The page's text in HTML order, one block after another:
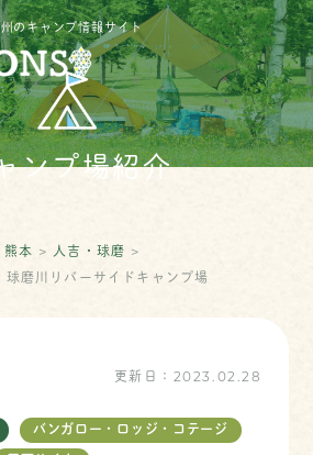
のキャンプ情報サイト
ンプ場紹介
熊本
人吉・球磨
球磨川リバーサイドキャンプ場
更新日： 2023.02.28
バンガロー・ロッジ・コテージ